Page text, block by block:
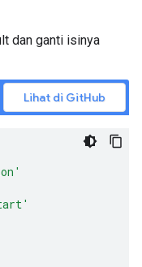
dan ganti isinya
Lihat di GitHub